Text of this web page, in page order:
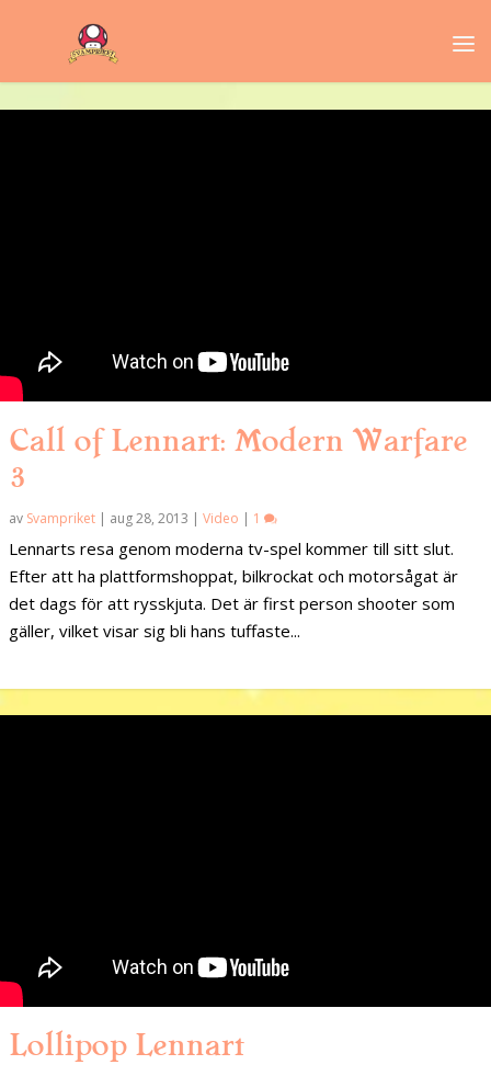
Call of Lennart: Modern Warfare
3
av Svampriket | aug 28, 2013 | Video | 1
Lennarts resa genom moderna tv-spel kommer till sitt slut.
Efter att ha plattformshoppat, bilkrockat och motorsågat är
det dags för att rysskjuta. Det är first person shooter som
gäller, vilket visar sig bli hans tuffaste...
Lollipop Lennart